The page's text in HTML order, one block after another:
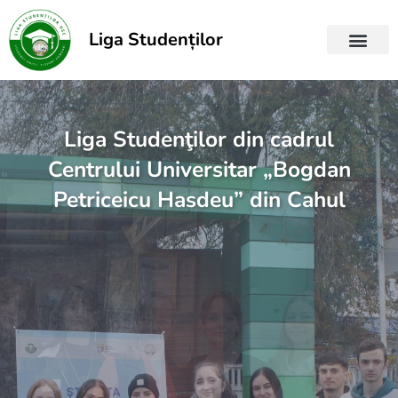
Skip
to
content
Liga Studenților
Liga Studenţilor din cadrul
Centrului Universitar „Bogdan
Petriceicu Hasdeu” din Cahul